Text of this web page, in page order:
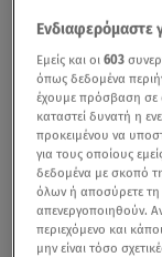
Ενδιαφερόμαστε
Εμείς και οι603
όπως δεδομένα
έχουμε πρόσβαση σε
καταστεί δυνατή η
προκειμένου να
για τους οποίους
δεδομένα με σκοπό
όλων ή αποσύρετε τη
απενεργοποιηθούν.
περιεχόμενο και
μην είναι τόσο